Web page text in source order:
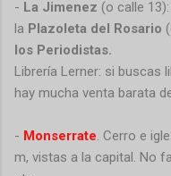
- La Jimenez (o calle
la Plazoleta del Rosario
los Periodistas.
Librería Lerner: si buscas
hay mucha venta barata
- Monserrate. Cerro e
m, vistas a la capital. No